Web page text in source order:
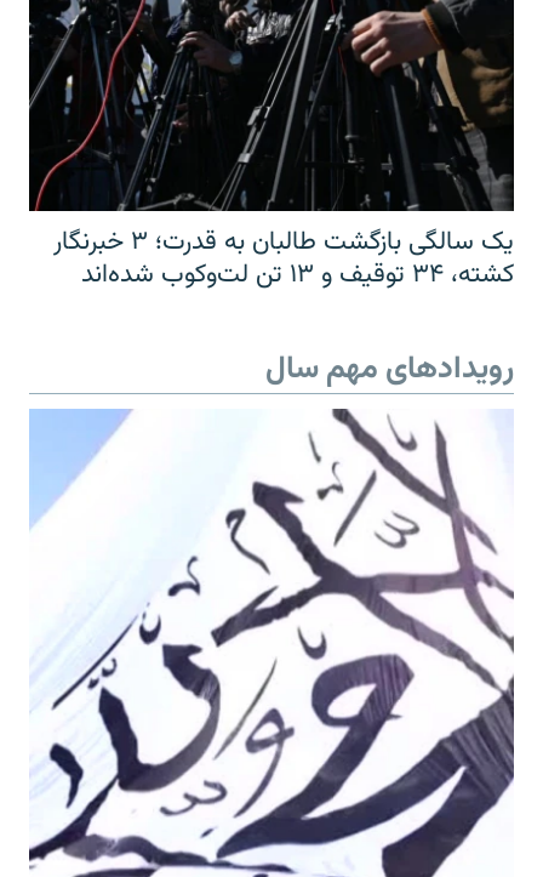
یک سالگی بازگشت طالبان به قدرت؛ ۳ خبرنگار
کشته، ۳۴ توقیف و ۱۳ تن لت‌وکوب شده‌اند
رویدادهای مهم سال